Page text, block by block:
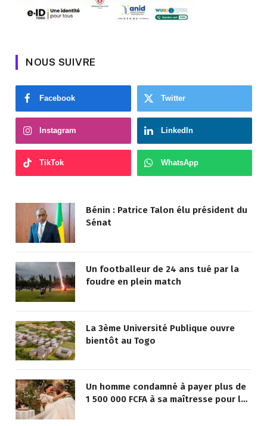
NOUS SUIVRE
Facebook Twitter
Instagram LinkedIn
TikTok WhatsApp
Bénin : Patrice Talon élu président du
Sénat
Un footballeur de 24 ans tué par la
foudre en plein match
La 3ème Université Publique ouvre
bientôt au Togo
Un homme condamné à payer plus de
1 500 000 FCFA à sa maîtresse pour lui